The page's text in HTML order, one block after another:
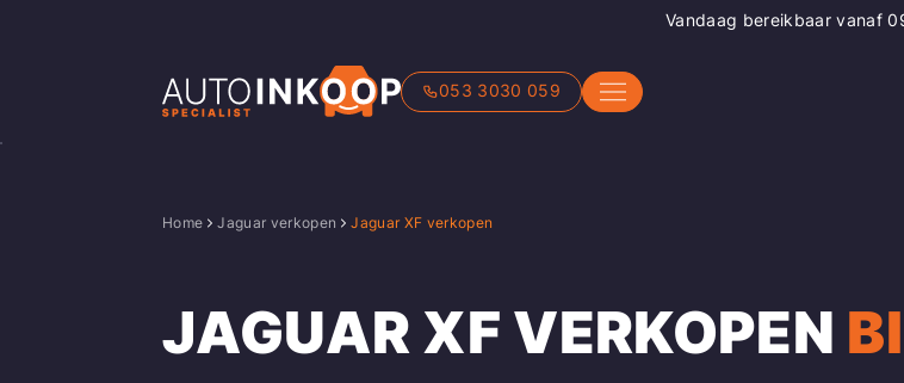
053 3030 059
Vandaag bereikbaar vanaf
Home Jaguar verkopen Jaguar XF verkopen
JAGUAR XF VERKOPEN